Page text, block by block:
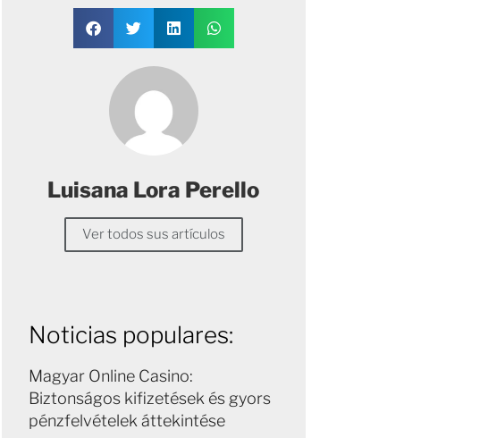
Luisana Lora Perello
Ver todos sus artículos
Noticias populares:
Magyar Online Casino:
Biztonságos kifizetések és gyors
pénzfelvételek áttekintése